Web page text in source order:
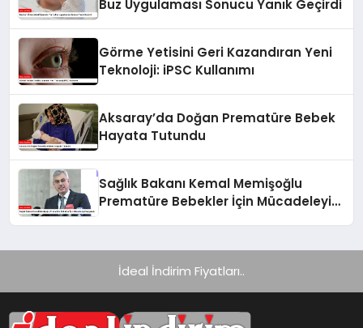
Buz Uygulaması Sonucu Yanık Geçirdi
Görme Yetisini Geri Kazandıran Yeni
Teknoloji: iPSC Kullanımı
Aksaray’da Doğan Prematüre Bebek
Hayata Tutundu
Sağlık Bakanı Kemal Memişoğlu
Prematüre Bebekler İçin Mücadeleyi
İdeal İndirim Fiyatları..